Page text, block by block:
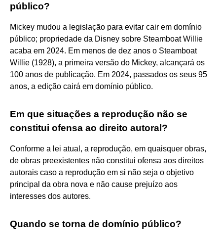
público?
Mickey mudou a legislação para evitar cair em domínio
público; propriedade da Disney sobre Steamboat Willie
acaba em 2024. Em menos de dez anos o Steamboat
Willie (1928), a primeira versão do Mickey, alcançará os
100 anos de publicação. Em 2024, passados os seus 95
anos, a edição cairá em domínio público.
Em que situações a reprodução não se
constitui ofensa ao direito autoral?
Conforme a lei atual, a reprodução, em quaisquer obras,
de obras preexistentes não constitui ofensa aos direitos
autorais caso a reprodução em si não seja o objetivo
principal da obra nova e não cause prejuízo aos
interesses dos autores.
Quando se torna de domínio público?